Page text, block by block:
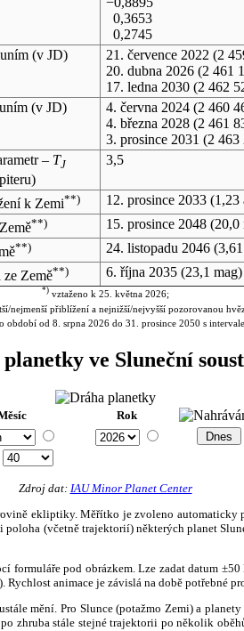
0,3653
0,2745
(v JD) 21. července 2022 (2
20. dubna 2026(2 461
17. ledna 2030(2 462
(v JD) 4. června 2024(2 460
4. března 2028(2 461
3. prosince 2031 (2 463
– TJ 3,5
k Zemi**) 12. prosince 2033(1,23
**) 15. prosince 2048(20,0
**) 24. listopadu 2046(3,61
ze Země**) 6. října 2035(23,1 mag)
*)vztaženo k 25. května 2026;
nejmenší přiblížení a nejnižší/nejvyšší pozorovanou
období od 8. srpna 2026 do 31. prosince 2050 s
ve Sluneční
Rok
Zdroj dat: IAU Minor Planet Center
ekliptiky. Měřítko je zvoleno
(včetně trajektorií) některých planet
pod obrázkem. Lze zadat datum
animace je závislá na době potřebné
mění. Pro Slunce (potažmo Zemi) a
zhruba stále stejné trajektorii po několik